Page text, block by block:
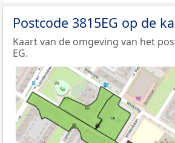
Postcode 3815EG op de
Kaart van de omgeving van het
EG.